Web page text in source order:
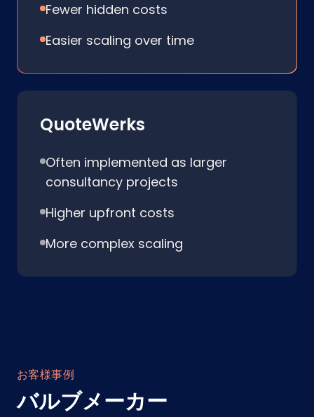
Fewer hidden costs
Easier scaling over time
QuoteWerks
Often implemented as larger
consultancy projects
Higher upfront costs
More complex scaling
お客様事例
バルブメーカー